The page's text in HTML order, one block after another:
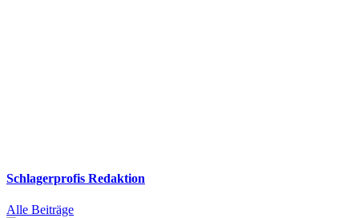
Schlagerprofis Redaktion
Alle Beiträge